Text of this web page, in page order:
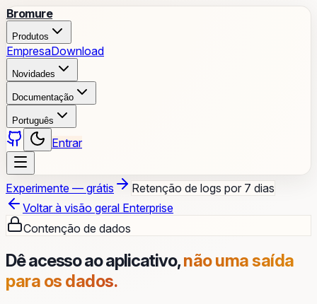
Bromure
Produtos
EmpresaDownload
Novidades
Documentação
Português
Entrar
Experimente — grátis
Retenção de logs por 7 dias
Voltar à visão geral Enterprise
Contenção de dados
Dê acesso ao aplicativo,não uma saída
para os dados.